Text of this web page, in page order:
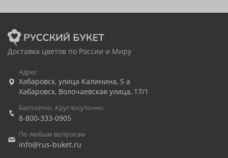
Доставка цветов по России и Миру
Адрес
Хабаровск, улица Калинина, 5 а
Хабаровск, Волочаевская улица, 17/1
Бесплатно. Круглосуточно
8-800-333-0905
По любым вопросам
info@rus-buket.ru